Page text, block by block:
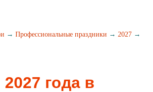
→ Профессиональные праздники → 2027 →
года в